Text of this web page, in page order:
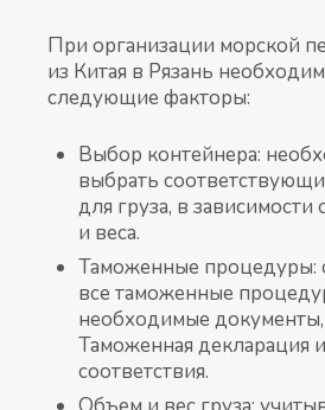
При организации морской
из Китая в Рязань
следующие факторы:
Выбор контейнера:
выбрать
для груза, в зависимости
и веса.
Таможенные процедуры:
все таможенные
необходимые документы,
Таможенная декларация
соответствия.